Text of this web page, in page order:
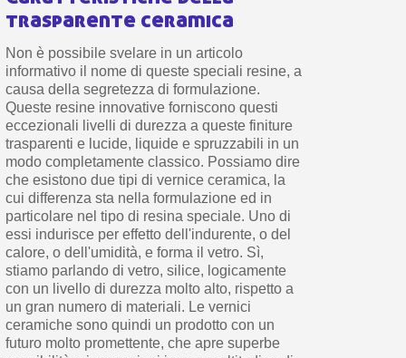
trasparente ceramica
Non è possibile svelare in un articolo
informativo il nome di queste speciali resine, a
causa della segretezza di formulazione.
Queste resine innovative forniscono questi
eccezionali livelli di durezza a queste finiture
trasparenti e lucide, liquide e spruzzabili in un
modo completamente classico. Possiamo dire
che esistono due tipi di vernice ceramica, la
cui differenza sta nella formulazione ed in
particolare nel tipo di resina speciale. Uno di
essi indurisce per effetto dell'indurente, o del
calore, o dell'umidità, e forma il vetro. Sì,
stiamo parlando di vetro, silice, logicamente
con un livello di durezza molto alto, rispetto a
un gran numero di materiali. Le vernici
ceramiche sono quindi un prodotto con un
futuro molto promettente, che apre superbe